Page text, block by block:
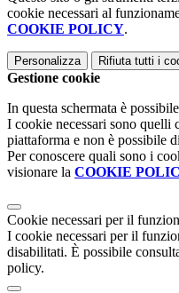
cookie necessari al
COOKIE POLICY.
Personalizza Rifiuta tutti i
Gestione cookie
In questa schermata è
I cookie necessari sono quelli
piattaforma e non è possibile
Per conoscere quali sono i
visionare la COOKIE
Cookie necessari per il
I cookie necessari per il
disabilitati. È possibile
policy.